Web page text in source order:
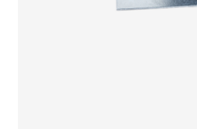
+7 910 572-08-72